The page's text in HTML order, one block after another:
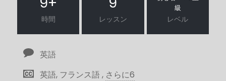
時間 レッスン
級
レベル
英語
英語, フランス語 , さらに6